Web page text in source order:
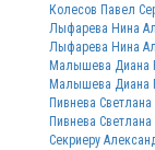
Колесов Павел
Лыфарева Нина
Лыфарева Нина
Малышева Диана
Малышева Диана
Пивнева
Пивнева
Секриеру